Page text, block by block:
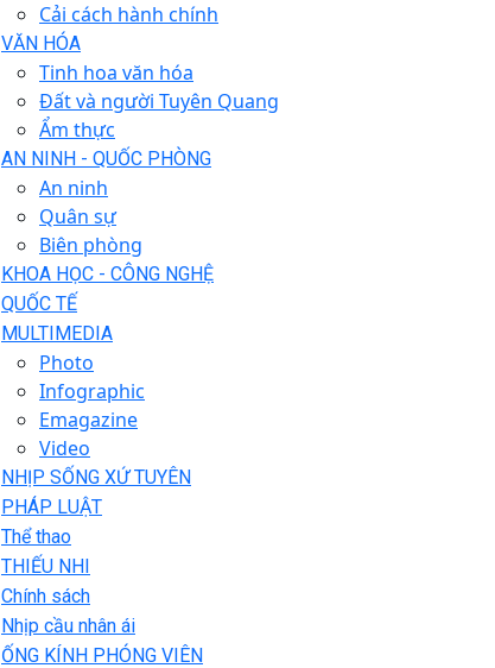
Cải cách hành chính
VĂN HÓA
Tinh hoa văn hóa
Đất và người Tuyên Quang
Ẩm thực
AN NINH - QUỐC PHÒNG
An ninh
Quân sự
Biên phòng
KHOA HỌC - CÔNG NGHỆ
QUỐC TẾ
MULTIMEDIA
Photo
Infographic
Emagazine
Video
NHỊP SỐNG XỨ TUYÊN
PHÁP LUẬT
Thể thao
THIẾU NHI
Chính sách
Nhịp cầu nhân ái
ỐNG KÍNH PHÓNG VIÊN